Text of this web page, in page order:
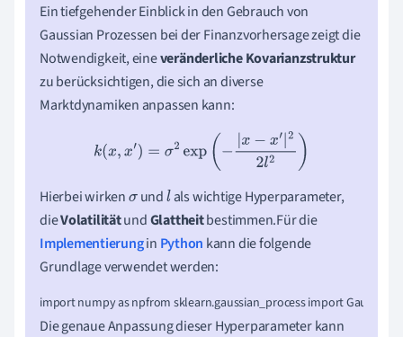
Ein tiefgehender Einblick in den Gebrauch von
Gaussian Prozessen bei der Finanzvorhersage zeigt die
Notwendigkeit, eineveränderliche Kovarianzstruktur
zu berücksichtigen, die sich an diverse
Marktdynamiken anpassen kann:
k(x =σ2 exp −| x′|2 2l2)
Hierbei wirkenσundlals wichtige Hyperparameter,
dieVolatilitätundGlattheitbestimmen.Für die
Implementierungin Python kann die folgende
Grundlage verwendet werden:
import numpy as npfrom sklearn.gaussian_process import
Die genaue Anpassung dieser Hyperparameter kann